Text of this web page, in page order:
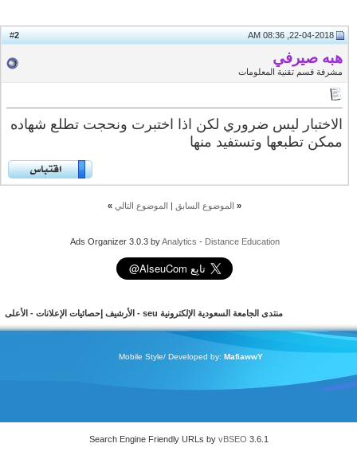
22-04-2018, 08:36 AM
هبه صيرفي
مشرفة قسم تقنية المعلومات
الاختبار ليس ضروري لكن اذا اختبرت ونحجت تطلع شهاده
ممكن تطبعها وتستفيد منها
الموضوع السابق| الموضوع التالي »
Ads Organizer 3.0.3 byAnalytics -Distance Education
منتدى الجامعة السعودية الإلكترونية seu - الأرشيف إحصائيات الإعلانات- الأعلى
Mobile Style/ Developed by:MafiawwY
Search Engine Friendly URLs byvBSEO 3.6.1